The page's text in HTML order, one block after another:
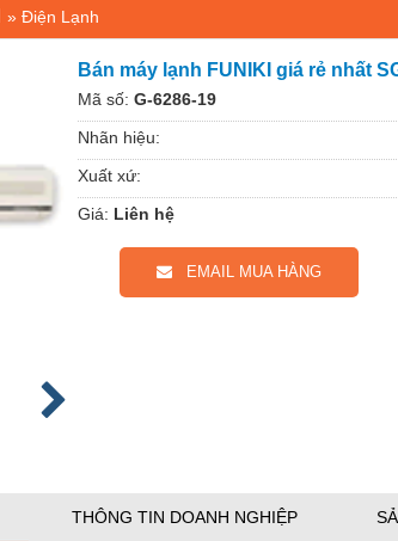
» Điện Lạnh
Bán máy lạnh FUNIKI giá rẻ nhất
Mã số: G-6286-19
Nhãn hiệu:
Xuất xứ:
Giá: Liên hệ
EMAIL MUA HÀNG
THÔNG TIN DOANH NGHIỆP